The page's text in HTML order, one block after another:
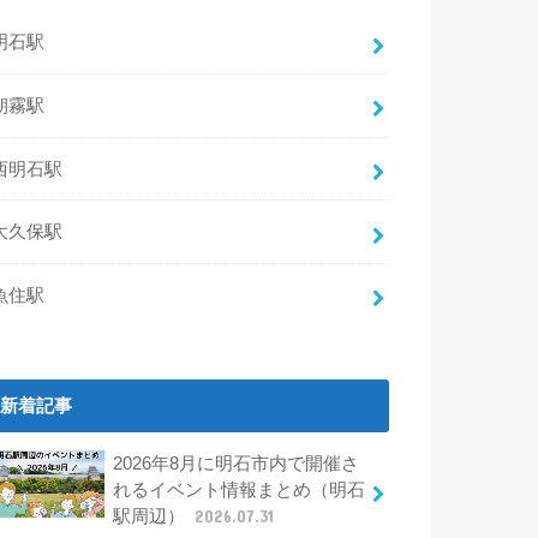
石駅
霧駅
明石駅
久保駅
住駅
新着記事
2026年8月に明石市内で開催さ
れるイベント情報まとめ（明石
駅周辺）
2026.07.31